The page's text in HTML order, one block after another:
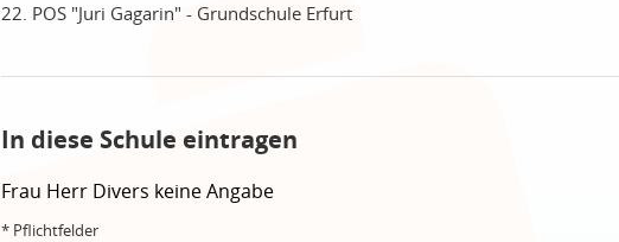
22. POS "Juri Gagarin" - Grundschule Erfurt
In diese Schule eintragen
Frau Herr Divers keine Angabe
* Pflichtfelder